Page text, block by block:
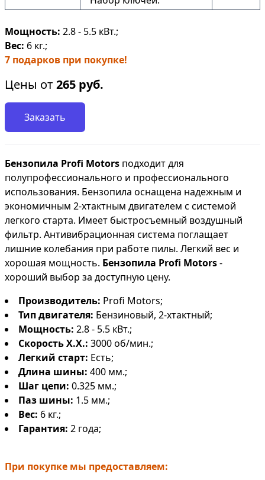
Мощность: 2.8 - 5.5 кВт.;
Вес: 6 кг.;
7 подарков при покупке!
Цены от265 руб.
Заказать
Бензопила Profi Motors подходит для
полупрофессионального и профессионального
использования. Бензопила оснащена надежным и
экономичным 2-хтактным двигателем с системой
легкого старта. Имеет быстросъемный воздушный
фильтр. Антивибрационная система поглащает
лишние колебания при работе пилы. Легкий вес и
хорошая мощность. Бензопила Profi Motors-
хороший выбор за доступную цену.
Производитель: Profi Motors;
Тип двигателя: Бензиновый, 2-хтактный;
Мощность: 2.8 - 5.5 кВт.;
Скорость Х.Х.: 3000 об/мин.;
Легкий старт: Есть;
Длина шины: 400 мм.;
Шаг цепи: 0.325 мм.;
Паз шины: 1.5 мм.;
Вес: 6 кг.;
Гарантия: 2 года;
При покупке мы предоставляем: